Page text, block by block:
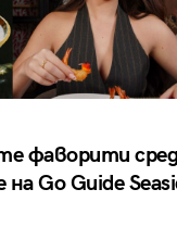
фаворити сред
Go Guide